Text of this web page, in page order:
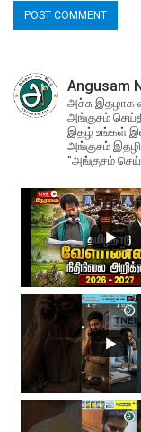
Angusam
அச்சு இதழாக
அங்குசம்
இதழ் உங்கள்
அங்குசம்
"அங்குசம்